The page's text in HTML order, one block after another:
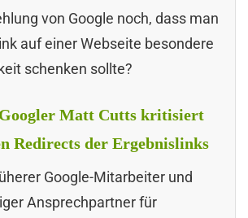
von Google noch, dass man
auf einer Webseite besondere
schenken sollte?
Matt Cutts kritisiert
Redirects der Ergebnislinks
Google-Mitarbeiter und
Ansprechpartner für